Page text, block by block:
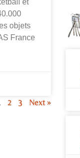
et
objets
France
2 3 Next »